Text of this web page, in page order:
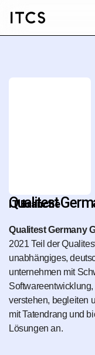
Qualitest
IT Branche
Qualitest Germany
2021 Teil der
unabhängiges,
unter­nehmen mit
verstehen, begleiten
mit Tatendrang und
Lösungen an.